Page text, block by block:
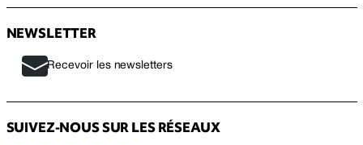
NEWSLETTER
Recevoir les newsletters
SUIVEZ-NOUS SUR LES RÉSEAUX